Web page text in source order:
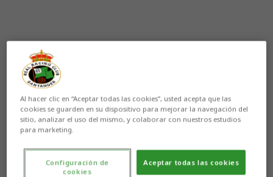
Aún no hay reacciones. ¡Sé el primero!
Al hacer clic en “Aceptar todas las cookies”, usted acepta que las
cookies se guarden en su dispositivo para mejorar la navegación del
sitio, analizar el uso del mismo, y colaborar con nuestros estudios
para marketing.
Aceptar todas las cookies
Configuración de
cookies